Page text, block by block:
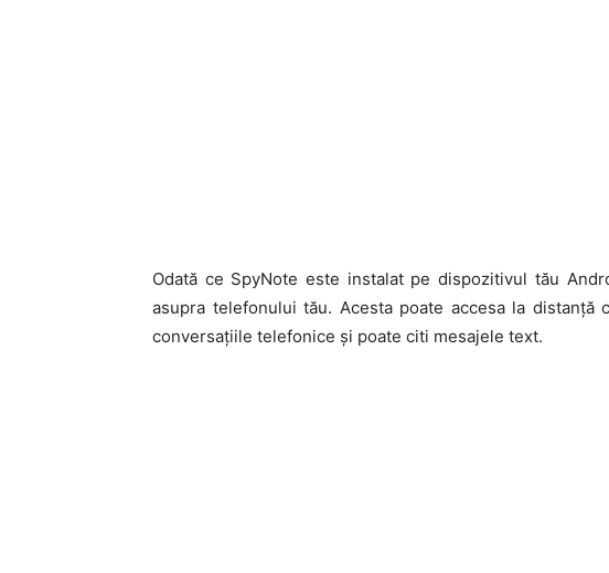
Odată ce SpyNote este instalat pe dispozitivul tău
asupra telefonului tău. Acesta poate accesa la distanță
conversațiile telefonice și poate citi mesajele text.